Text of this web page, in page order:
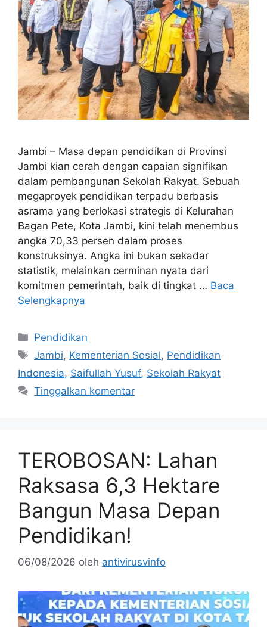
Jambi – Masa depan pendidikan di Provinsi
Jambi kian cerah dengan capaian signifikan
dalam pembangunan Sekolah Rakyat. Sebuah
megaproyek pendidikan terpadu berbasis
asrama yang berlokasi strategis di Kelurahan
Bagan Pete, Kota Jambi, kini telah menembus
angka 70,33 persen dalam proses
konstruksinya. Angka ini bukan sekadar
statistik, melainkan cerminan nyata dari
komitmen pemerintah, baik di tingkat … Baca
Selengkapnya
Kategori
Pendidikan
Tag
Jambi, Kementerian Sosial, Pendidikan
Indonesia, Saifullah Yusuf, Sekolah Rakyat
Tinggalkan komentar
TEROBOSAN: Lahan
Raksasa 6,3 Hektare
Bangun Masa Depan
Pendidikan!
06/08/2026 oleh antivirusvinfo